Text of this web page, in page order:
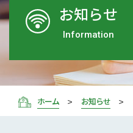
お知らせ
Information
ホーム お知らせ